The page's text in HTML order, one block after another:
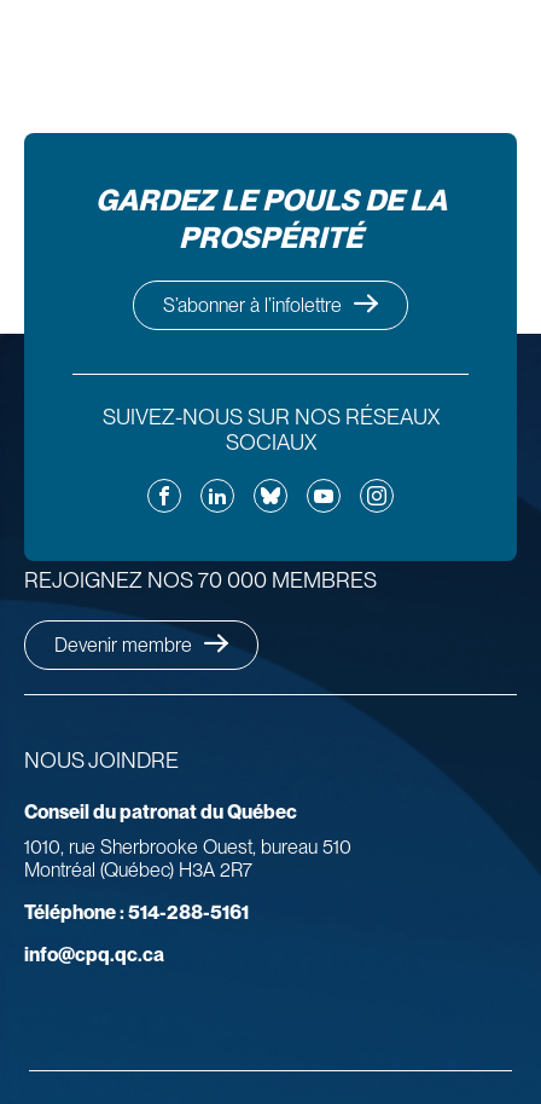
GARDEZ LE POULS DE LA
PROSPÉRITÉ
S’abonner à l’infolettre
SUIVEZ-NOUS SUR NOS RÉSEAUX
SOCIAUX
FacebookLinkedInBlueskyYouTubeInstagram
NOUS JOINDRE
Conseil du patronat du Québec
1010, rue Sherbrooke Ouest, bureau 510
Montréal (Québec) H3A 2R7
Téléphone :514-288-5161
info@cpq.qc.ca
REJOIGNEZ NOS 70 000 MEMBRES
Devenir membre